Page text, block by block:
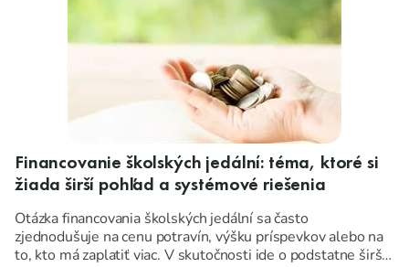
Financovanie školských jedální: téma, ktoré si
žiada širší pohľad a systémové riešenia
Otázka financovania školských jedální sa často
zjednodušuje na cenu potravín, výšku príspevkov alebo na
to, kto má zaplatiť viac. V skutočnosti ide o podstatne širšiu